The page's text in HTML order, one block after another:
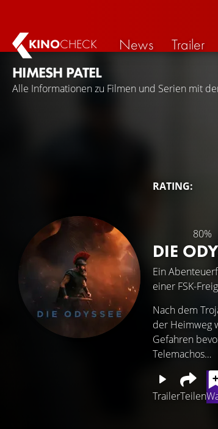
KINOCHECK News Trailer
HIMESH PATEL
Alle Informationen zu Filmen und Serien mit
RATING:
80%
DIE
Ein
einer FSK-
TrailerTeilen
Nach dem
der Heimweg
Gefahren
Telemachos…